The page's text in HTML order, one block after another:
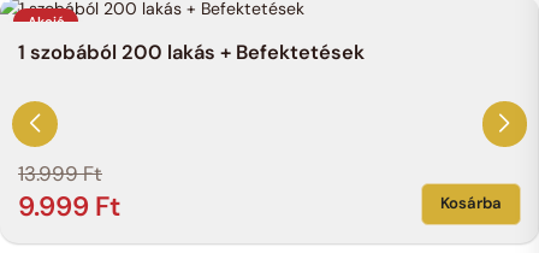
Akció
1 szobából 200 lakás + Befektetések
13.999Ft
9.999 Ft Kosárba